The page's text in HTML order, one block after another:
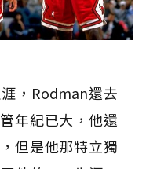
，Rodman還去
年紀已大，他還
但是他那特立獨